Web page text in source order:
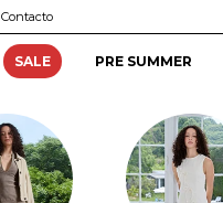
SALE PRE SUMMER
Contacto